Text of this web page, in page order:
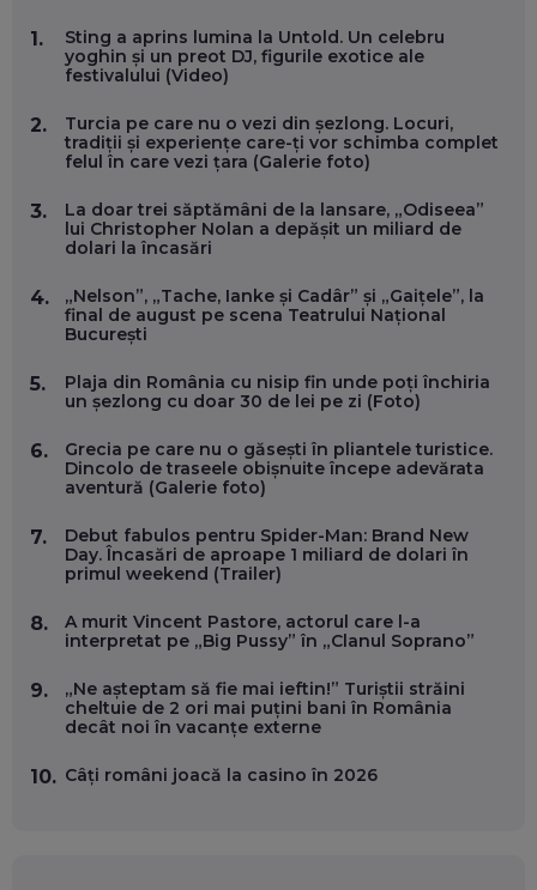
FOLOSEȘTI TEHNOLOGIA CA SĂ FII MAI BUN LA JOB. ȘI CUM
SE VA SCHIMBA MUNCA, ÎN URMĂTORII ANI
EP. 58
MARIUS PAȘCULEA, COFONDATOR AL KULTH: CUM
FOLOSEȘTI TEHNOLOGIA CA SĂ ÎȚI DESCHIZI DRUMUL
EP. 57
EFICIENT VIAȚA ONLINE. ȘI CARE SUNT PRIMII PAȘI ÎNTR-O
CARIERĂ DE „HACKER CU PERMIS”
EP. 56
DOINA VÎLCEANU, CONTENTSPEED: VREI SUCCES ONLINE?
ÎNVAȚĂ AEO ȘI GEO!
WASHINGTON, OCHELARI INTELIGENȚI ȘI FERME
VERTICALE FĂRĂ PĂMÂNT
EP. 54
VALENTIN VANCEA, CEO AL PATRIA BANK: AUTOMATIZĂM
PROCESE, DAR CE FACEM CÂND PICĂ BAZA DE DATE, LA
EP. 53
GLOBALĂ, FĂRĂ SĂ PIERZI LEGĂTURA CU COMUNITATEA
TA LOCALĂ - ȘI CE SĂ DAI ÎNAPOI
1.
Sting a aprins lumina la Untold. Un celebru
yoghin și un preot DJ, figurile exotice ale
festivalului (Video)
2.
Turcia pe care nu o vezi din șezlong. Locuri,
tradiții și experiențe care-ți vor schimba complet
felul în care vezi țara (Galerie foto)
3.
La doar trei săptămâni de la lansare, „Odiseea”
lui Christopher Nolan a depășit un miliard de
dolari la încasări
4.
„Nelson”, „Tache, Ianke și Cadâr” și „Gaițele”, la
final de august pe scena Teatrului Național
București
5.
Plaja din România cu nisip fin unde poți închiria
un șezlong cu doar 30 de lei pe zi (Foto)
6.
Grecia pe care nu o găsești în pliantele turistice.
Dincolo de traseele obișnuite începe adevărata
aventură (Galerie foto)
7.
Debut fabulos pentru Spider-Man: Brand New
Day. Încasări de aproape 1 miliard de dolari în
primul weekend (Trailer)
8.
A murit Vincent Pastore, actorul care l-a
interpretat pe „Big Pussy” în „Clanul Soprano”
9.
„Ne așteptam să fie mai ieftin!” Turiștii străini
cheltuie de 2 ori mai puțini bani în România
decât noi în vacanțe externe
10. Câți români joacă la casino în 2026